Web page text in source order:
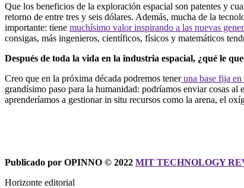
Que los beneficios de la exploración espacial son patentes y
retorno de entre tres y seis dólares. Además, mucha de la
importante: tiene muchísimo valor inspirando a las nuevas
consigas, más ingenieros, científicos, físicos y matemáticos
Después de toda la vida en la industria espacial, ¿qué le
Creo que en la próxima década podremos teneruna base fija en
grandísimo paso para la humanidad: podríamos enviar cosas
aprenderíamos a gestionar in situ recursos como la arena, el
Publicado por OPINNO © 2022 MIT TECHNOLOGY
Horizonte editorial